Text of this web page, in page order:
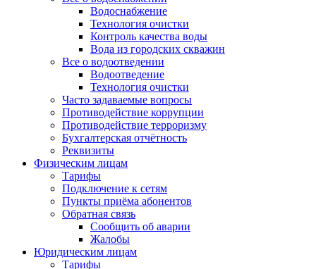
Водоснабжение
Технология очистки
Контроль качества воды
Вода из городских скважин
Все о водоотведении
Водоотведение
Технология очистки
Часто задаваемые вопросы
Противодействие коррупции
Противодействие терроризму
Бухгалтерская отчётность
Реквизиты
Физическим лицам
Тарифы
Подключение к сетям
Пункты приёма абонентов
Обратная связь
Сообщить об аварии
Жалобы
Юридическим лицам
Тарифы